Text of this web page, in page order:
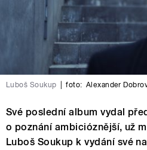
Luboš Soukup foto: Alexander
Své poslední album vydal
o poznání ambicióznější, už
Luboš Soukup k vydání své